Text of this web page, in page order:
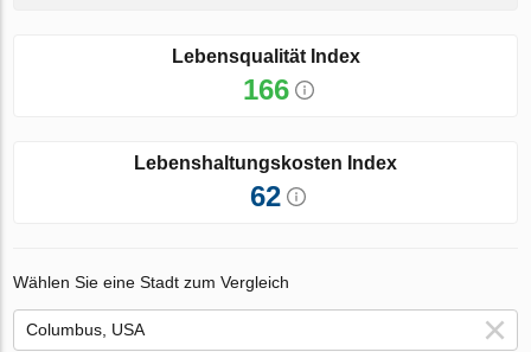
Lebensqualität Index
166
Lebenshaltungskosten Index
62
Wählen Sie eine Stadt zum Vergleich